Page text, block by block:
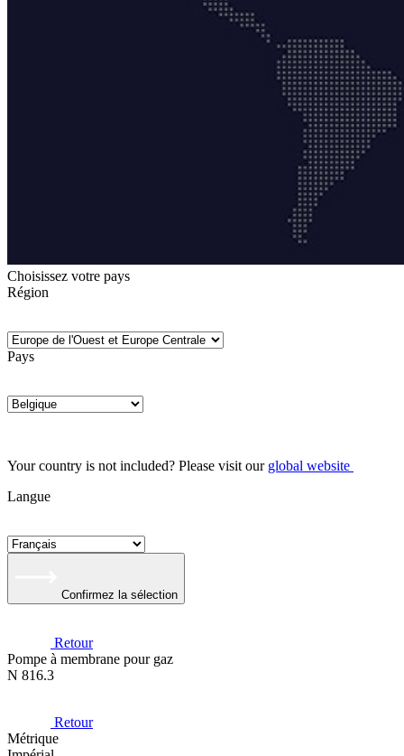
Choisissez votre pays
Région
Pays
Your country is not included? Please visit our global website
Langue
Confirmez la sélection
Retour
Pompe à membrane pour gaz
N 816.3
Retour
Métrique